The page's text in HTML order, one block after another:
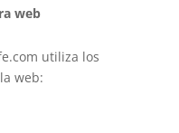
web
utiliza los
web: